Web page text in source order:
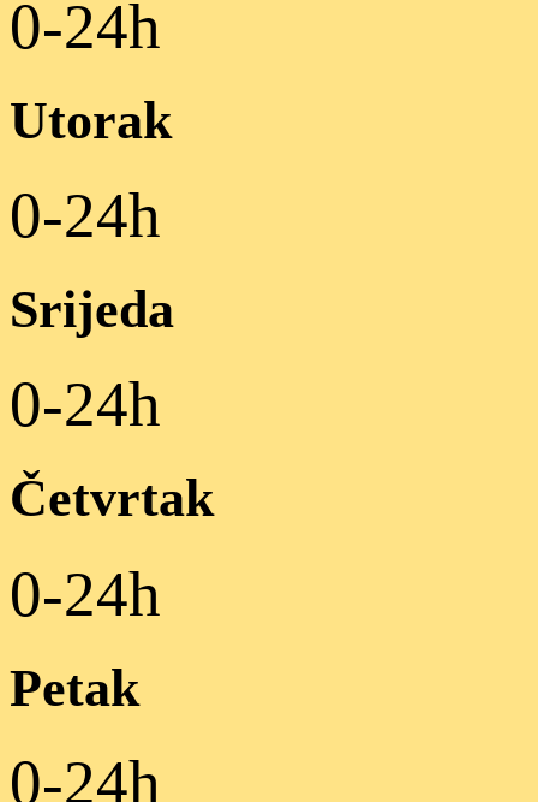
0-24h
Utorak
0-24h
Srijeda
0-24h
Četvrtak
0-24h
Petak
0-24h